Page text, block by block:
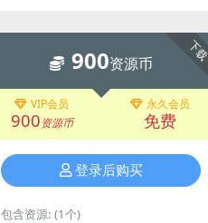
下载
900资源币
VIP会员
900资源币
永久会员
免费
登录后购买
包含资源: (1个)